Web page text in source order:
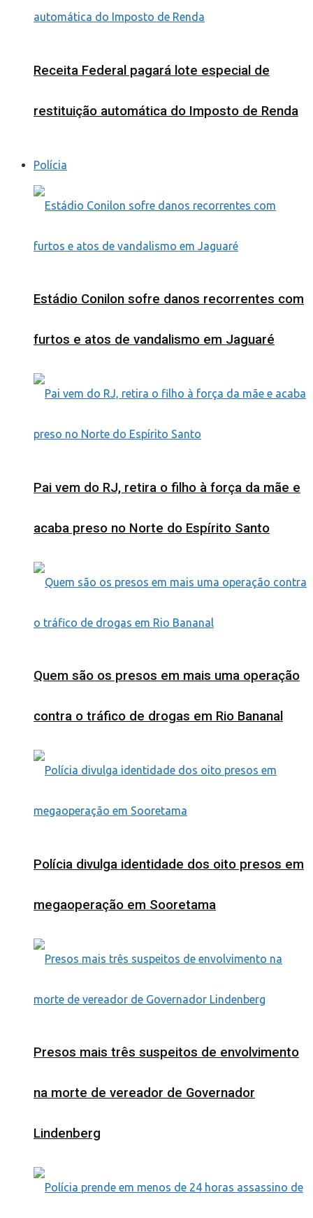
Receita Federal pagará lote especial de
restituição automática do Imposto de Renda
Polícia
Estádio Conilon sofre danos recorrentes com
furtos e atos de vandalismo em Jaguaré
Pai vem do RJ, retira o filho à força da mãe e
acaba preso no Norte do Espírito Santo
Quem são os presos em mais uma operação
contra o tráfico de drogas em Rio Bananal
Polícia divulga identidade dos oito presos em
megaoperação em Sooretama
Presos mais três suspeitos de envolvimento
na morte de vereador de Governador
Lindenberg